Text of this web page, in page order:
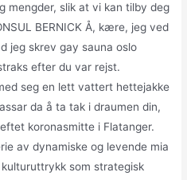
mengder, slik at vi kan tilby deg
BERNICK Å, kære, jeg ved
jeg skrev gay sauna oslo
efter du var rejst.
seg en lett vattert hettejakke
da å ta tak i draumen din,
koronasmitte i Flatanger.
av dynamiske og levende mia
som strategisk